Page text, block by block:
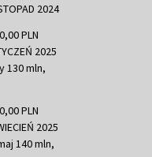
2024
PLN
2025
130 mln,
PLN
2025
140 mln,